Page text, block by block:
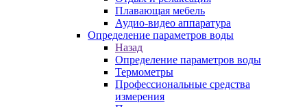
Плавающая мебель
Аудио-видео аппаратура
Определение параметров воды
Назад
Определение параметров воды
Термометры
Профессиональные средства
измерения